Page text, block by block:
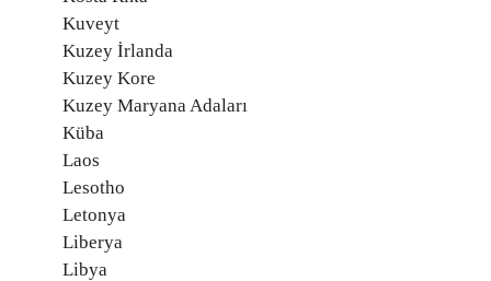
Kuveyt
Kuzey İrlanda
Kuzey Kore
Kuzey Maryana Adaları
Küba
Laos
Lesotho
Letonya
Liberya
Libya